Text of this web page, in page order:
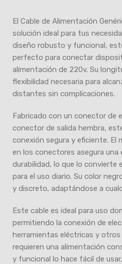
El Cable de Alimentación
solución ideal para tus
diseño robusto y funcional,
perfecto para conectar
alimentación de 220v. Su
flexibilidad necesaria para
distantes sin complicaciones.
Fabricado con un conector de
conector de salida hembra,
conexión segura y eficiente. El
en los conectores asegura
durabilidad, lo que lo convierte
para el uso diario. Su color
y discreto, adaptándose a
Este cable es ideal para uso
permitiendo la conexión de
herramientas eléctricas y
requieren una alimentación
y funcional lo hace fácil de